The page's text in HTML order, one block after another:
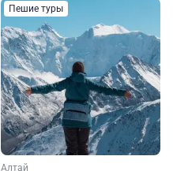
Пешие туры
Алтай